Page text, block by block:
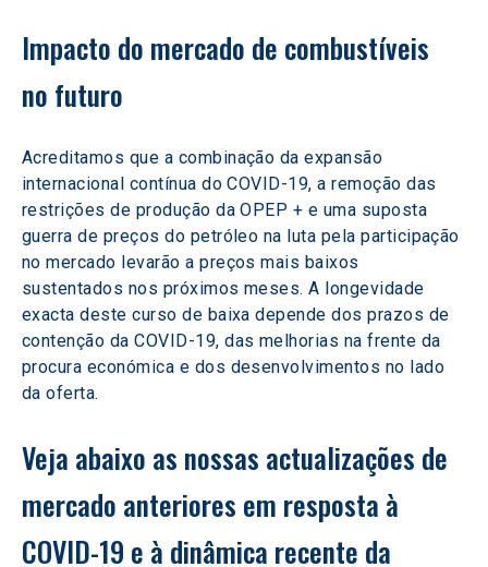
Impacto do mercado de combustíveis
no futuro
Acreditamos que a combinação da expansão
internacional contínua do COVID-19, a remoção das
restrições de produção da OPEP + e uma suposta
guerra de preços do petróleo na luta pela participação
no mercado levarão a preços mais baixos
sustentados nos próximos meses. A longevidade
exacta deste curso de baixa depende dos prazos de
contenção da COVID-19, das melhorias na frente da
procura económica e dos desenvolvimentos no lado
da oferta.
Veja abaixo as nossas actualizações de
mercado anteriores em resposta à
COVID-19 e à dinâmica recente da